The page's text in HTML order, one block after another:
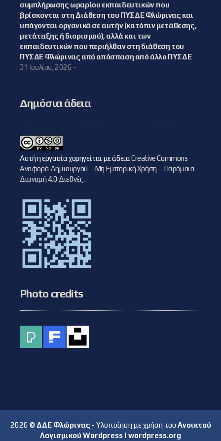
συμπλήρωσης ωραρίου εκπαιδευτικών που
βρίσκονται στη Διάθεση του ΠΥΣΔΕ Φλώρινας και
υπάγονται οργανικά σε αυτήν (κατόπιν μετάθεσης,
μετάταξης ή διορισμού), αλλά και των
εκπαιδευτικών που περιήλθαν στη διάθεση του
ΠΥΣΔΕ Φλώρινας από απόσπαση από άλλο ΠΥΣΔΕ
31 Ιουλίου, 2026 -
Δημόσια άδεια
Αυτή η εργασία χορηγείται με άδειαCreative Commons
Αναφορά Δημιουργού – Μη Εμπορική Χρήση – Παρόμοια
Διανομή 4.0 Διεθνές.
Photo credits
2026 © ΔΔΕ Φλώρινας - Υλοποίηση με χρήση του Ανοικτού
Λογισμικού Wordpress | wordpress.org